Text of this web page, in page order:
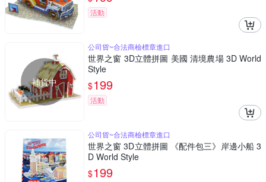
活動
補貨中
公司貨~合法商檢標章進口
世界之窗 3D立體拼圖 美國 清境農場 3D World
Style
$199
活動
公司貨~合法商檢標章進口
世界之窗 3D立體拼圖 《配件包三》岸邊小船 3
D World Style
$199